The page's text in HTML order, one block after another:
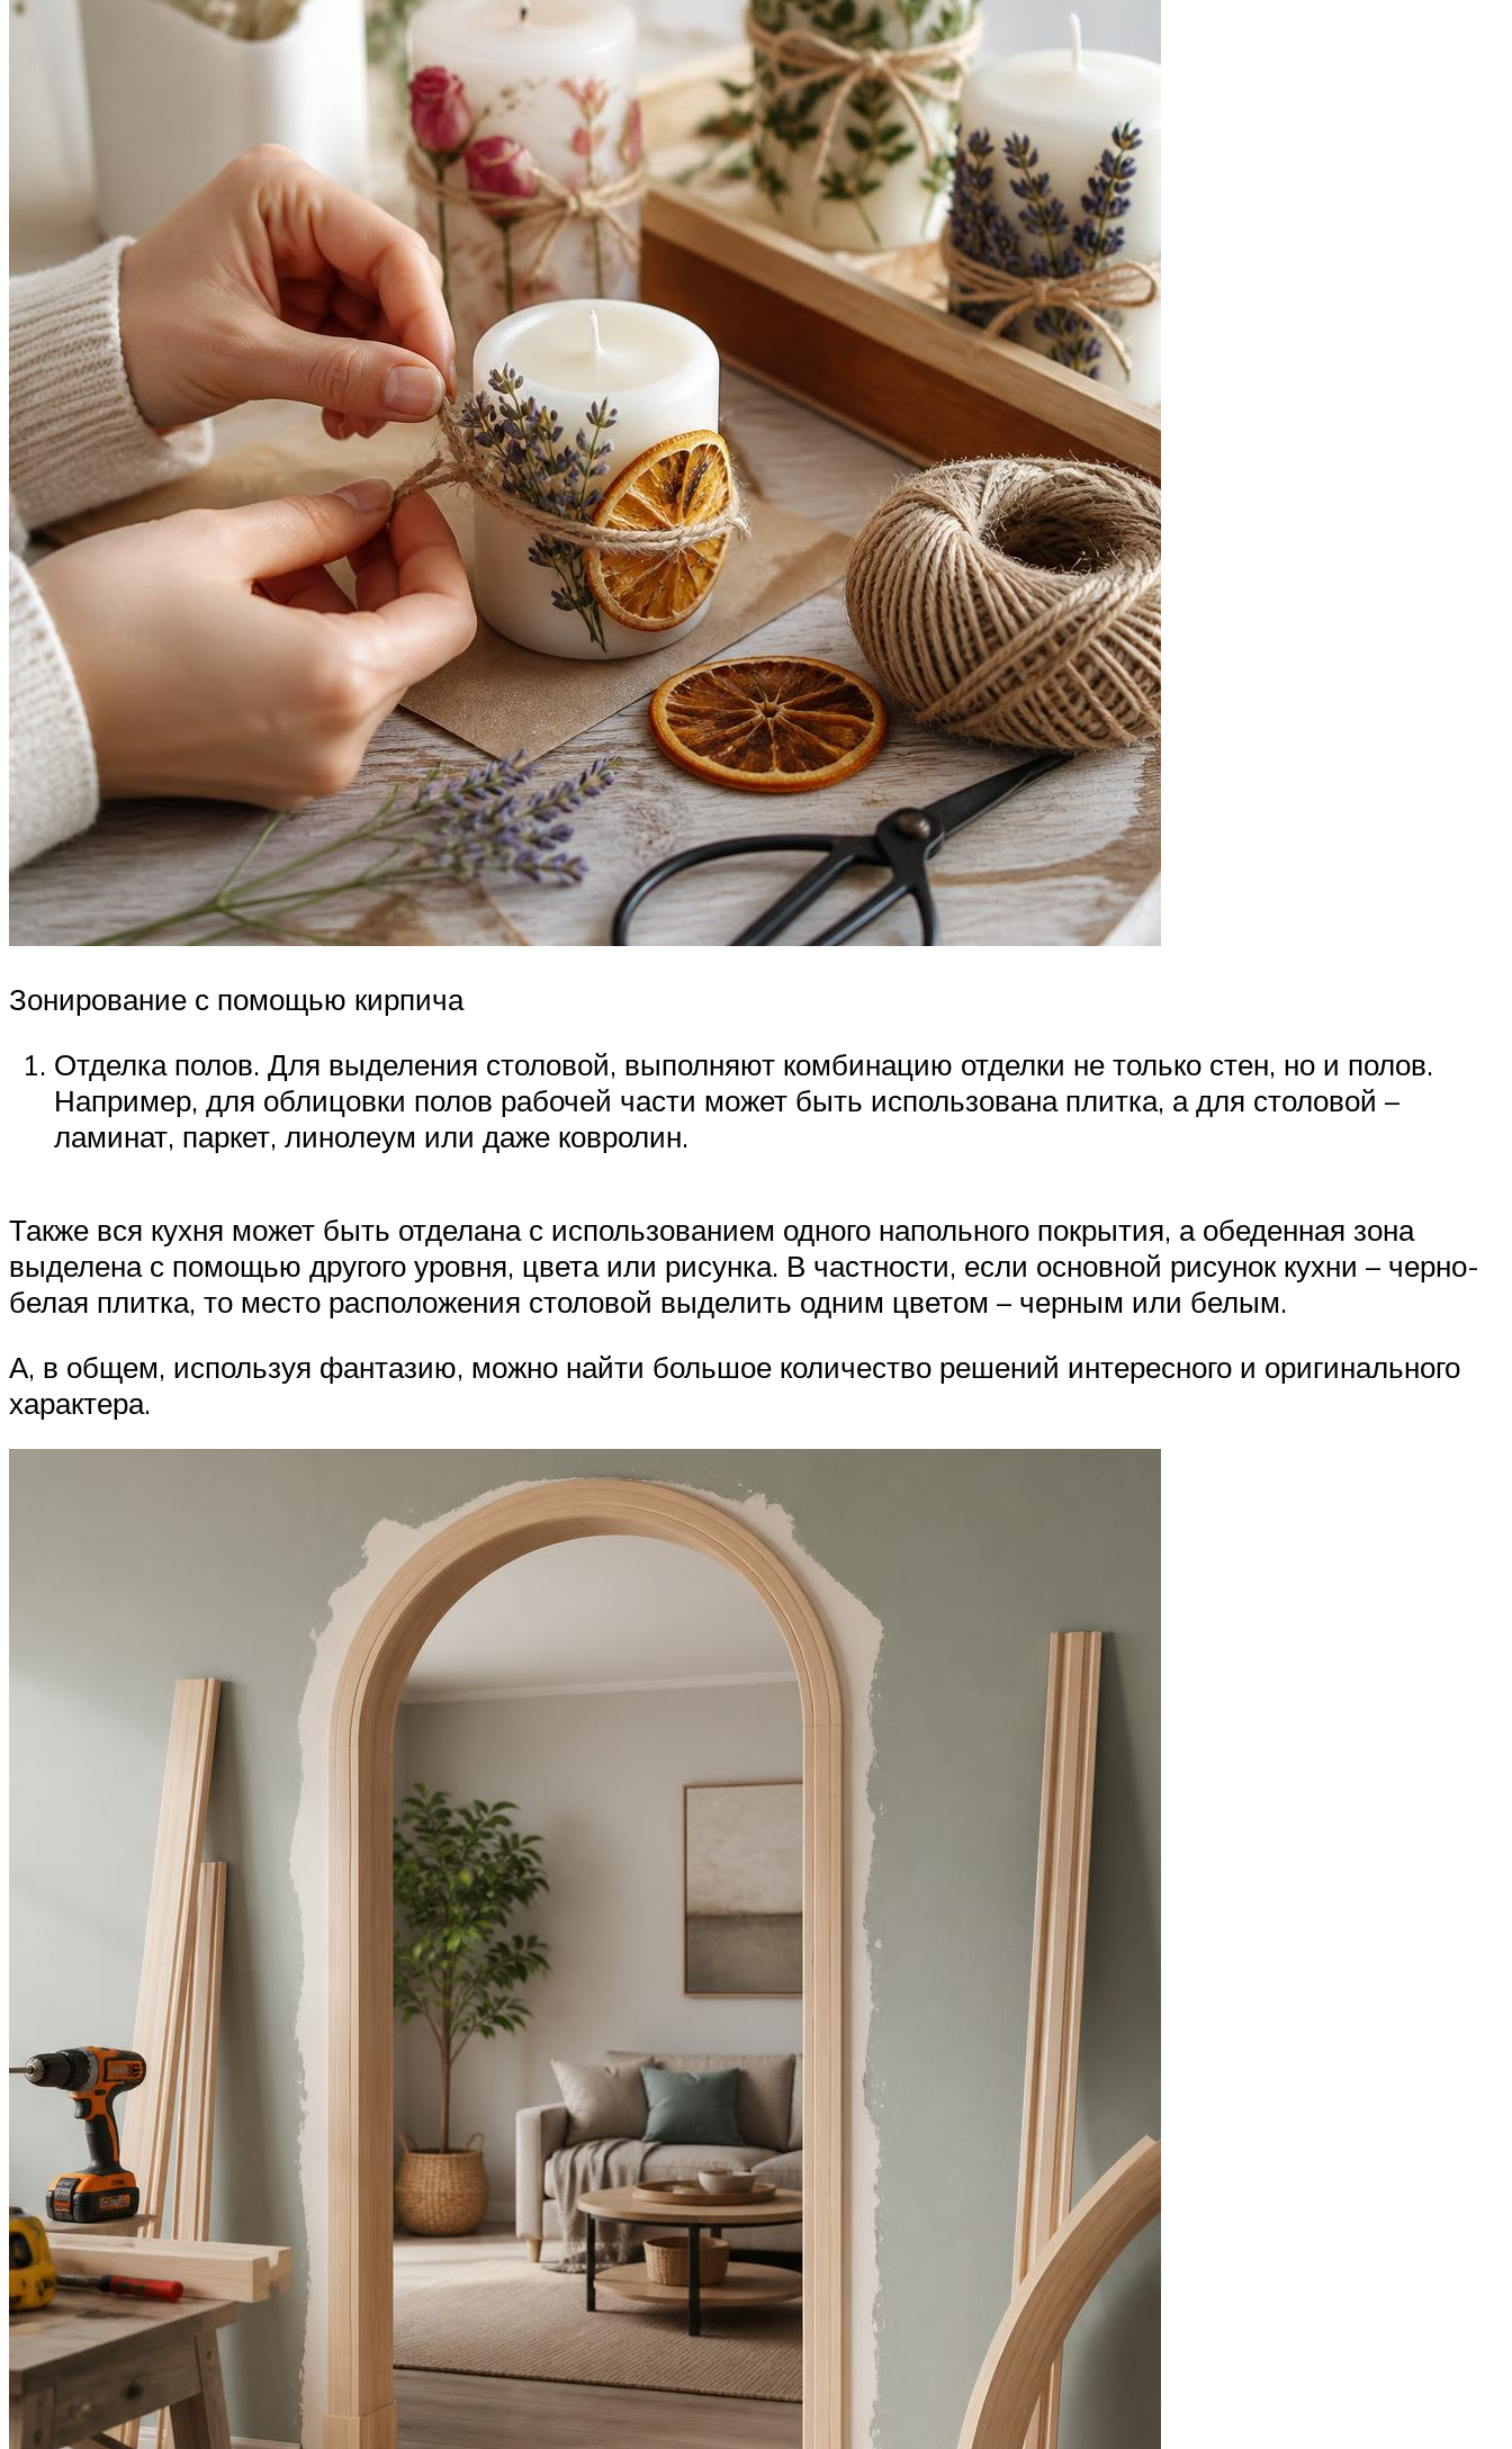
Зонирование с помощью кирпича
Отделка полов. Для выделения столовой, выполняют комбинацию отделки не только стен, но и полов.
Например, для облицовки полов рабочей части может быть использована плитка, а для столовой –
ламинат, паркет, линолеум или даже ковролин.
Также вся кухня может быть отделана с использованием одного напольного покрытия, а обеденная зона
выделена с помощью другого уровня, цвета или рисунка. В частности, если основной рисунок кухни – черно-
белая плитка, то место расположения столовой выделить одним цветом – черным или белым.
А, в общем, используя фантазию, можно найти большое количество решений интересного и оригинального
характера.